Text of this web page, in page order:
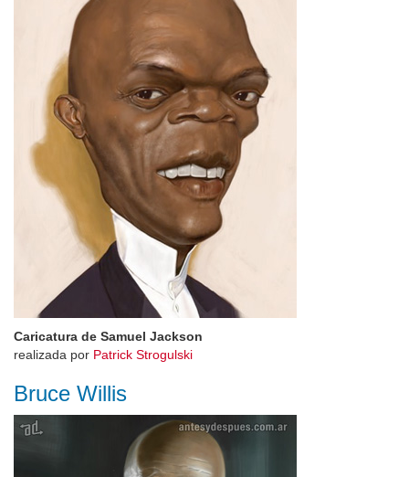
Caricatura de Samuel Jackson
realizada por Patrick Strogulski
Bruce Willis